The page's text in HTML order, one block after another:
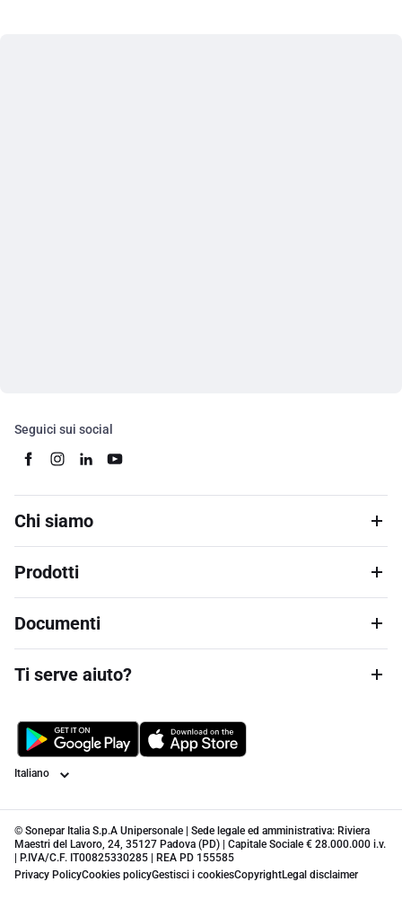
Seguici sui social
Chi siamo
Prodotti
Documenti
Ti serve aiuto?
Lingua
© Sonepar Italia S.p.A Unipersonale | Sede legale ed amministrativa: Riviera
Maestri del Lavoro, 24, 35127 Padova (PD) | Capitale Sociale € 28.000.000 i.v.
| P.IVA/C.F. IT00825330285 | REA PD 155585
Privacy PolicyCookies policyGestisci i cookiesCopyrightLegal disclaimer